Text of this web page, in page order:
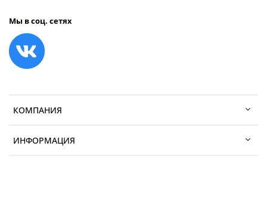
КОМПАНИЯ
ИНФОРМАЦИЯ
Мы в соц. сетях